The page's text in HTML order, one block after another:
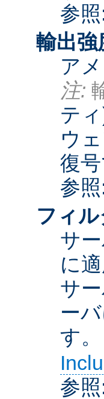
参照
輸出強
ア
注:
テ
ウ
復
参照
フィル
サ
に
サ
ー
す。
参照